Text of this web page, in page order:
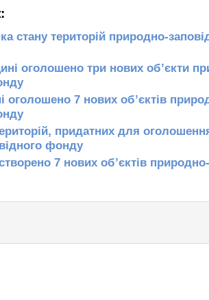
стану територій природно-
оголошено три нових об’єкти
оголошено 7 нових об’єктів
придатних для
фонду
7 нових об’єктів